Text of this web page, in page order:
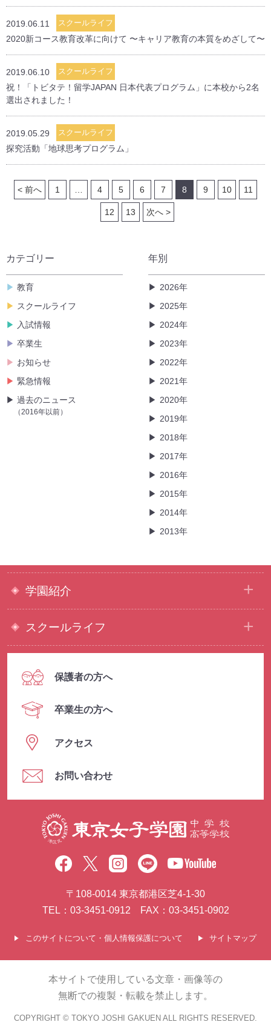
2019.06.11 スクールライフ
2020新コース教育改革に向けて 〜キャリア教育の本質をめざして〜
2019.06.10 スクールライフ
祝！「トビタテ！留学JAPAN 日本代表プログラム」に本校から2名
選出されました！
2019.05.29 スクールライフ
探究活動「地球思考プログラム」
< 前へ 1 4 5 6 7 8 9 10 11
12 13 次へ >
カテゴリー
教育
スクールライフ
入試情報
卒業生
お知らせ
緊急情報
過去のニュース
（2016年以前）
年別
2026年
2025年
2024年
2023年
2022年
2021年
2020年
2019年
2018年
2017年
2016年
2015年
2014年
2013年
学園紹介
スクールライフ
保護者の方へ
卒業生の方へ
アクセス
お問い合わせ
〒108-0014 東京都港区芝4-1-30
TEL：03-3451-0912 FAX：03-3451-0902
このサイトについて・個人情報保護について サイトマップ
本サイトで使用している文章・画像等の
無断での複製・転載を禁止します。
COPYRIGHT © TOKYO JOSHI GAKUEN ALL RIGHTS RESERVED.